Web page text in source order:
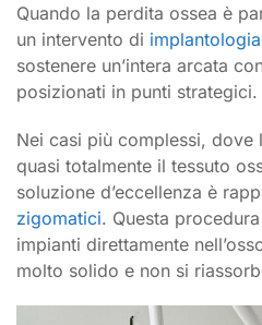
Quando la perdita ossea è
un intervento di
sostenere un’intera arcata
posizionati in punti strategici.
Nei casi più complessi, dove
quasi totalmente il tessuto
soluzione d’eccellenza è
zigomatici. Questa
impianti direttamente
molto solido e non si